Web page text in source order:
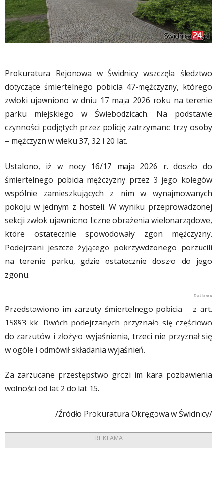
Prokuratura Rejonowa w Świdnicy wszczęła śledztwo
dotyczące śmiertelnego pobicia 47-mężczyzny, którego
zwłoki ujawniono w dniu 17 maja 2026 roku na terenie
parku miejskiego w Świebodzicach. Na podstawie
czynności podjętych przez policję zatrzymano trzy osoby
– mężczyzn w wieku 37, 32 i 20 lat.
Ustalono, iż w nocy 16/17 maja 2026 r. doszło do
śmiertelnego pobicia mężczyzny przez 3 jego kolegów
wspólnie zamieszkujących z nim w wynajmowanych
pokoju w jednym z hosteli. W wyniku przeprowadzonej
sekcji zwłok ujawniono liczne obrażenia wielonarządowe,
które ostatecznie spowodowały zgon mężczyzny.
Podejrzani jeszcze żyjącego pokrzywdzonego porzucili
na terenie parku, gdzie ostatecznie doszło do jego
zgonu.
Przedstawiono im zarzuty śmiertelnego pobicia – z art.
158§3 kk. Dwóch podejrzanych przyznało się częściowo
do zarzutów i złożyło wyjaśnienia, trzeci nie przyznał się
w ogóle i odmówił składania wyjaśnień.
Za zarzucane przestępstwo grozi im kara pozbawienia
wolności od lat 2 do lat 15.
/Źródło Prokuratura Okręgowa w Świdnicy/
REKLAMA